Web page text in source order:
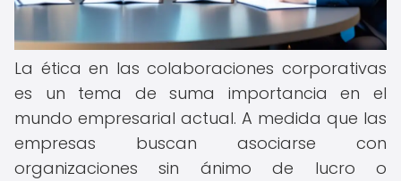
La ética en las colaboraciones corporativas
es un tema de suma importancia en el
mundo empresarial actual. A medida que las
empresas buscan asociarse con
organizaciones sin ánimo de lucro o